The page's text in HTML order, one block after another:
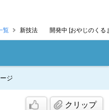
覧 新技法 開発中 [おやじのくる
ジ
クリップ